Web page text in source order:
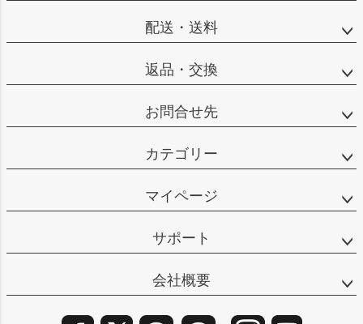
配送・送料
返品・交換
お問合せ先
カテゴリー
マイページ
サポート
会社概要